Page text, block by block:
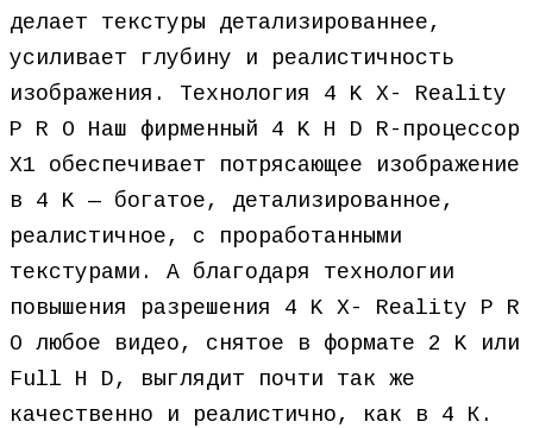
делает текстуры детализированнее,
усиливает глубину и реалистичность
изображения. Технология 4 K X- Reality
P R O Наш фирменный 4 K H D R-процессор
X1 обеспечивает потрясающее изображение
в 4 K — богатое, детализированное,
реалистичное, с проработанными
текстурами. А благодаря технологии
повышения разрешения 4 K X- Reality P R
O любое видео, снятое в формате 2 K или
Full H D, выглядит почти так же
качественно и реалистично, как в 4 К.